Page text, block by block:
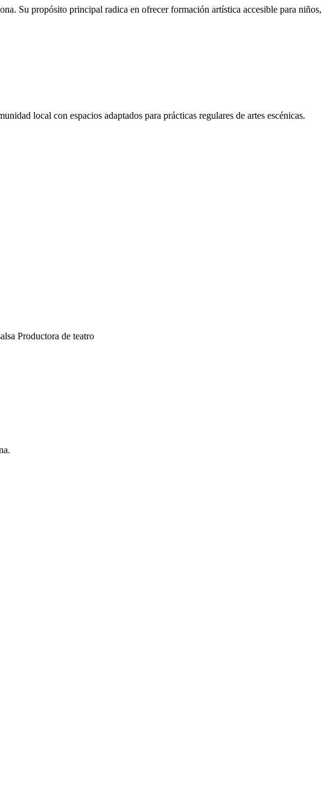
Su propósito principal radica en ofrecer formación artística accesible para niños,
local con espacios adaptados para prácticas regulares de artes escénicas.
Productora de teatro